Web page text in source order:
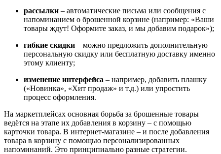
рассылки – автоматические письма или сообщения с
напоминанием о брошенной корзине (например: «Ваши
товары ждут! Оформите заказ, и мы добавим подарок»);
гибкие скидки – можно предложить дополнительную
персональную скидку или бесплатную доставку именно
этому клиенту;
изменение интерфейса – например, добавить плашку
(«Новинка», «Хит продаж» и т.д.) или упростить
процесс оформления.
На маркетплейсах основная борьба за брошенные товары
ведётся на этапе их добавления в корзину – с помощью
карточки товара. В интернет-магазине – и после добавления
товара в корзину с помощью персонализированных
напоминаний. Это принципиально разные стратегии.